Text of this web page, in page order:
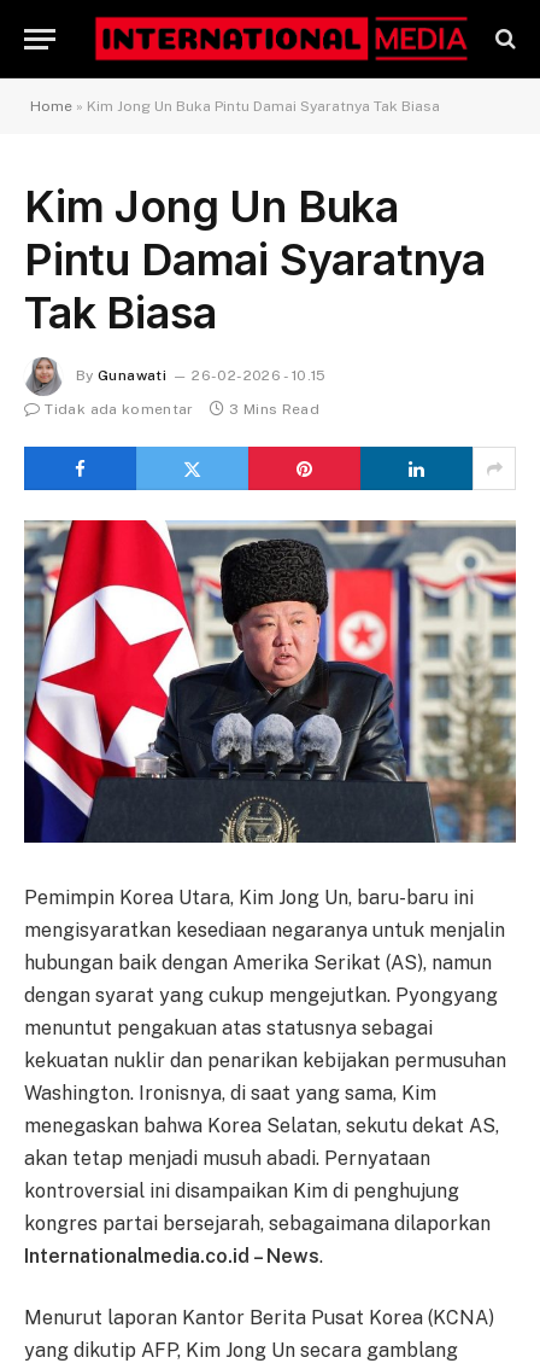
Home » Kim Jong Un Buka Pintu Damai Syaratnya Tak Biasa
Kim Jong Un Buka
Pintu Damai Syaratnya
Tak Biasa
By Gunawati
26-02-2026 - 10.15
Tidak ada komentar
3 Mins Read
Pemimpin Korea Utara, Kim Jong Un, baru-baru ini
mengisyaratkan kesediaan negaranya untuk menjalin
hubungan baik dengan Amerika Serikat (AS), namun
dengan syarat yang cukup mengejutkan. Pyongyang
menuntut pengakuan atas statusnya sebagai
kekuatan nuklir dan penarikan kebijakan permusuhan
Washington. Ironisnya, di saat yang sama, Kim
menegaskan bahwa Korea Selatan, sekutu dekat AS,
akan tetap menjadi musuh abadi. Pernyataan
kontroversial ini disampaikan Kim di penghujung
kongres partai bersejarah, sebagaimana dilaporkan
Internationalmedia.co.id – News.
Menurut laporan Kantor Berita Pusat Korea (KCNA)
yang dikutip AFP, Kim Jong Un secara gamblang